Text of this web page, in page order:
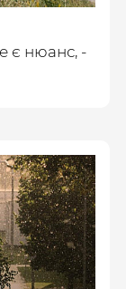
є нюанс, -